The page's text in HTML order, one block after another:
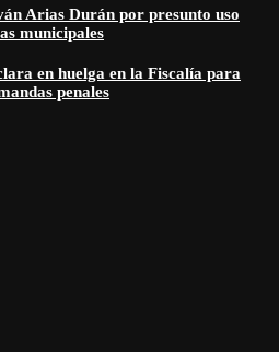
Arias Durán por presunto uso
municipales
en huelga en la Fiscalía para
penales